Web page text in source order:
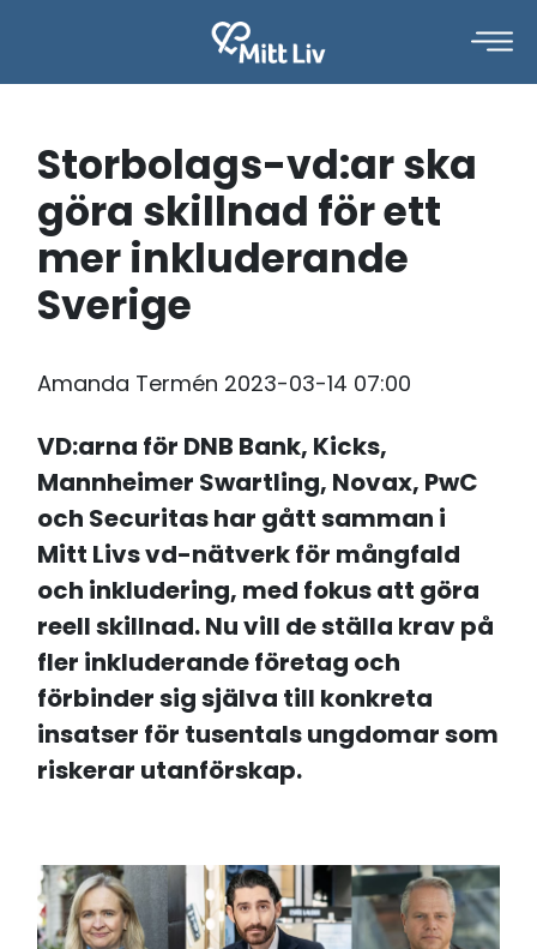
Storbolags-vd:ar ska
göra skillnad för ett
mer inkluderande
Sverige
Amanda Termén 2023-03-14 07:00
VD:arna för DNB Bank, Kicks,
Mannheimer Swartling, Novax, PwC
och Securitas har gått samman i
Mitt Livs vd-nätverk för mångfald
och inkludering, med fokus att göra
reell skillnad. Nu vill de ställa krav på
fler inkluderande företag och
förbinder sig själva till konkreta
insatser för tusentals ungdomar som
riskerar utanförskap.